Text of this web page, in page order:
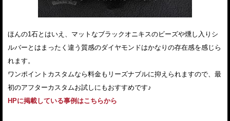
ほんの1石とはいえ、マットなブラックオニキスのビーズや燻し入りシ
ルバーとはまったく違う質感のダイヤモンドはかなりの存在感を感じら
れます。
ワンポイントカスタムなら料金もリーズナブルに抑えられますので、最
初のアフターカスタムお試しにもおすすめです♪
HPに掲載している事例はこちらから